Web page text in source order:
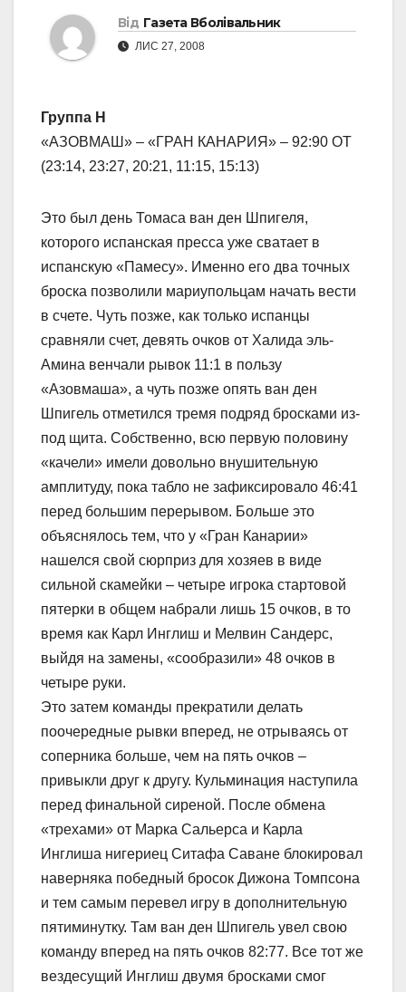
Від Газета Вболівальник
ЛИС 27, 2008
Группа Н
«АЗОВМАШ» – «ГРАН КАНАРИЯ» – 92:90 ОТ
(23:14, 23:27, 20:21, 11:15, 15:13)
Это был день Томаса ван ден Шпигеля,
которого испанская пресса уже сватает в
испанскую «Памесу». Именно его два точных
броска позволили мариупольцам начать вести
в счете. Чуть позже, как только испанцы
сравняли счет, девять очков от Халида эль-
Амина венчали рывок 11:1 в пользу
«Азовмаша», а чуть позже опять ван ден
Шпигель отметился тремя подряд бросками из-
под щита. Собственно, всю первую половину
«качели» имели довольно внушительную
амплитуду, пока табло не зафиксировало 46:41
перед большим перерывом. Больше это
объяснялось тем, что у «Гран Канарии»
нашелся свой сюрприз для хозяев в виде
сильной скамейки – четыре игрока стартовой
пятерки в общем набрали лишь 15 очков, в то
время как Карл Инглиш и Мелвин Сандерс,
выйдя на замены, «сообразили» 48 очков в
четыре руки.
Это затем команды прекратили делать
поочередные рывки вперед, не отрываясь от
соперника больше, чем на пять очков –
привыкли друг к другу. Кульминация наступила
перед финальной сиреной. После обмена
«трехами» от Марка Сальерса и Карла
Инглиша нигериец Ситафа Саване блокировал
наверняка победный бросок Дижона Томпсона
и тем самым перевел игру в дополнительную
пятиминутку. Там ван ден Шпигель увел свою
команду вперед на пять очков 82:77. Все тот же
вездесущий Инглиш двумя бросками смог